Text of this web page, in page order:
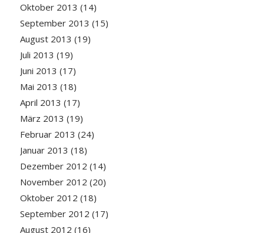
Oktober 2013 (14)
September 2013 (15)
August 2013 (19)
Juli 2013 (19)
Juni 2013 (17)
Mai 2013 (18)
April 2013 (17)
März 2013 (19)
Februar 2013 (24)
Januar 2013 (18)
Dezember 2012 (14)
November 2012 (20)
Oktober 2012 (18)
September 2012 (17)
August 2012 (16)